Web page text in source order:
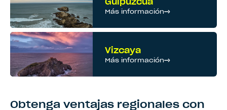
Más información
Vizcaya
Más información
Obtenga ventajas regionales con